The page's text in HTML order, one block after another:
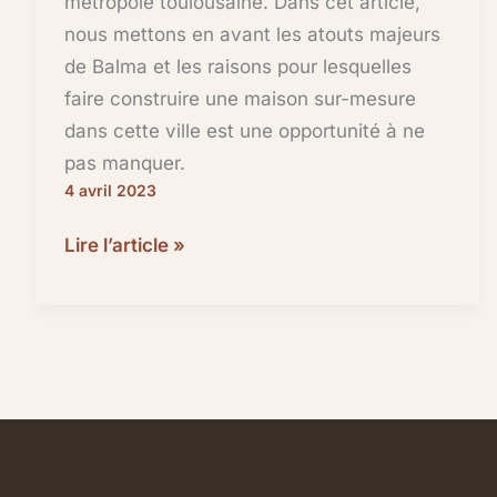
nous mettons en avant les atouts majeurs
de Balma et les raisons pour lesquelles
faire construire une maison sur-mesure
dans cette ville est une opportunité à ne
pas manquer.
4 avril 2023
Faire
Lire l’article »